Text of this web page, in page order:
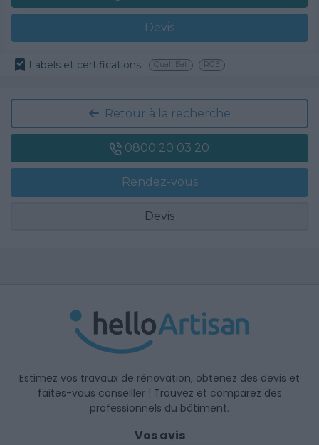
Devis
Labels et certifications : Quali'Bat RGE
Retour à la recherche
0800 20 03 20
Rendez-vous
Devis
Estimez vos travaux de rénovation, obtenez des devis et
faites-vous conseiller ! Trouvez et comparez des
professionnels du bâtiment.
Vos avis